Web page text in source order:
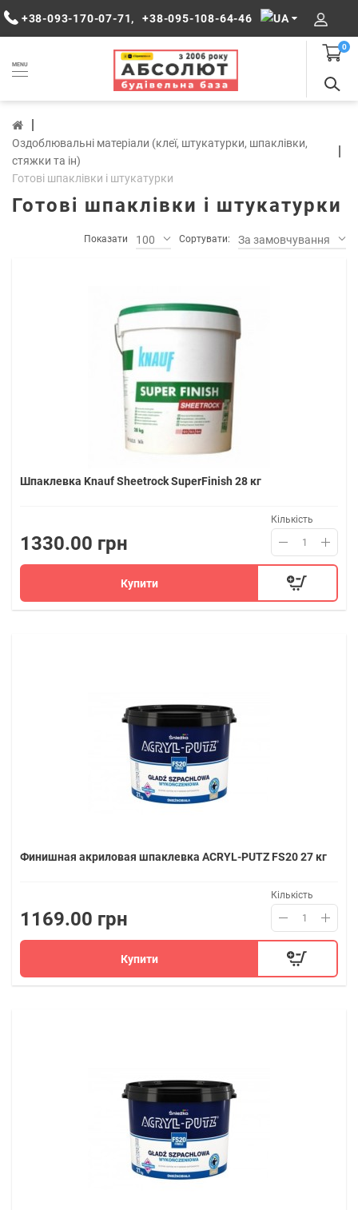
+38-093-170-07-71, +38-095-108-64-46
MENU
0
Оздоблювальні матеріали (клеї, штукатурки, шпаклівки,
стяжки та ін)
Готові шпаклівки і штукатурки
Готові шпаклівки і штукатурки
Показати 100 Сортувати: За замовчуванням
Шпаклевка Knauf Sheetrock SuperFinish 28 кг
1330.00 грн
Кількість
Купити
Финишная акриловая шпаклевка ACRYL-PUTZ FS20 27 кг
1169.00 грн
Кількість
Купити